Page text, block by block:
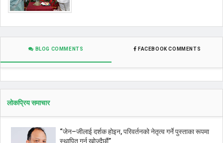
BLOG COMMENTS FACEBOOK COMMENTS
लोकप्रिय समाचार
“जेन–जीलाई दर्शक होइन, परिवर्तनको नेतृत्व गर्ने पुस्ताका रूपमा
स्थापित गर्न खोज्दैछौं”